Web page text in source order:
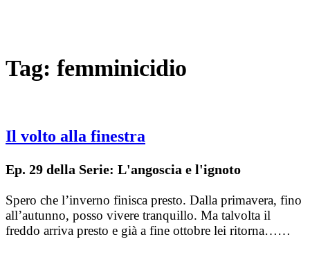
Tag: femminicidio
Il volto alla finestra
Ep. 29 della Serie: L'angoscia e l'ignoto
Spero che l’inverno finisca presto. Dalla primavera, fino
all’autunno, posso vivere tranquillo. Ma talvolta il
freddo arriva presto e già a fine ottobre lei ritorna……